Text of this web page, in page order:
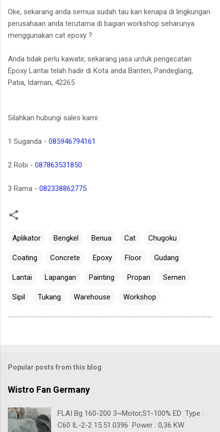
Oke, sekarang anda semua sudah tau kan kenapa di lingkungan
perusahaan anda terutama di bagian workshop seharunya
menggunakan cat epoxy ?
Anda tidak perlu kawatir, sekarang jasa untuk pengecatan
Epoxy Lantai telah hadir di Kota anda Banten, Pandeglang,
Patia, Idaman, 42265
Silahkan hubungi sales kami :
1 Suganda - 085946794161
2 Robi - 087863531850
3 Rama - 082338862775
Aplikator Bengkel Benua Cat Chugoku
Coating Concrete Epoxy Floor Gudang
Lantai Lapangan Painting Propan Semen
Sipil Tukang Warehouse Workshop
Popular posts from this blog
Wistro Fan Germany
FLAI Bg 160-200 3~Motor,S1-100% ED Type :
C60 IL-2-2 15.51.0396 Power : 0,36 KW